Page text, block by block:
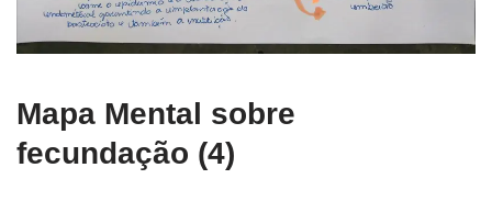
Mapa Mental sobre
fecundação (4)